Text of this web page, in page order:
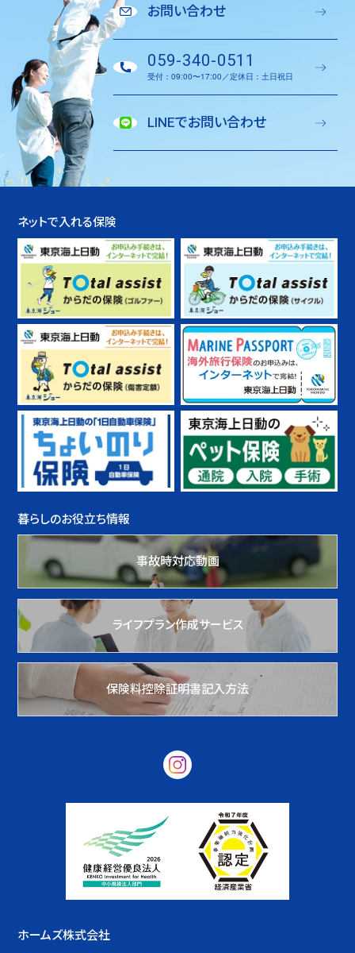
お問い合わせ
059-340-0511
受付：09:00〜17:00／定休日：土日祝日
LINEでお問い合わせ
ネットで入れる保険
暮らしのお役立ち情報
事故時対応動画
ライフプラン作成サービス
保険料控除証明書記入方法
ホームズ株式会社